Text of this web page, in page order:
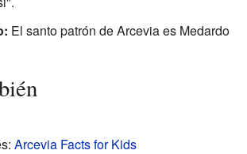
El santo patrón de Arcevia es Medardo
Arcevia Facts for Kids